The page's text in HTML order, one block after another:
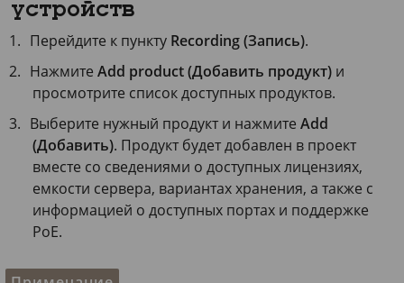
устройств
Перейдите к пункту Recording (Запись).
НажмитеAdd product (Добавить продукт) и
просмотрите список доступных продуктов.
Выберите нужный продукт и нажмитеAdd
(Добавить). Продукт будет добавлен в проект
вместе со сведениями о доступных лицензиях,
емкости сервера, вариантах хранения, а также с
информацией о доступных портах и поддержке
PoE.